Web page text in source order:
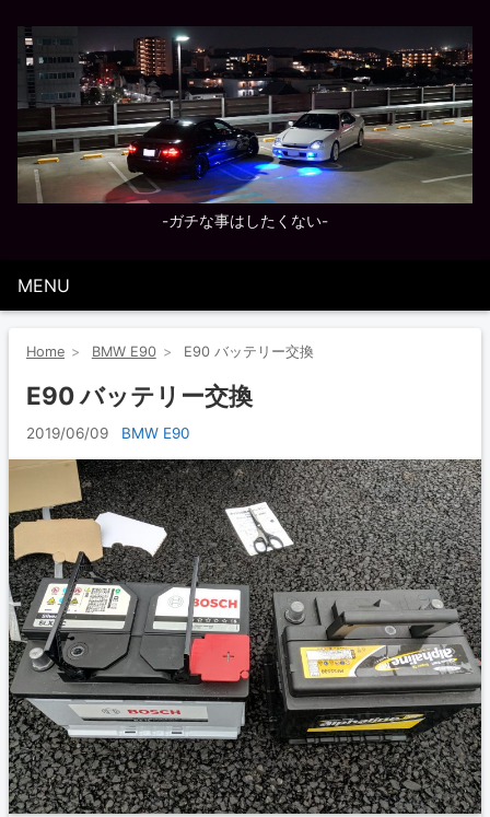
-ガチな事はしたくない-
MENU
Home BMW E90 E90 バッテリー交換
E90 バッテリー交換
2019/06/09 BMW E90